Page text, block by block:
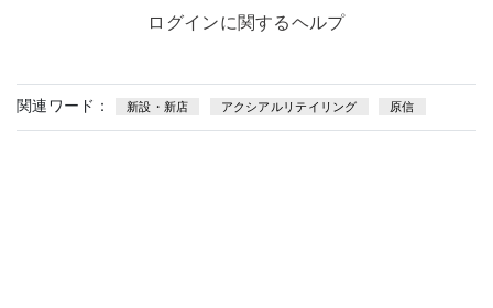
ログインに関するヘルプ
関連ワード： 新設・新店 アクシアルリテイリング 原信